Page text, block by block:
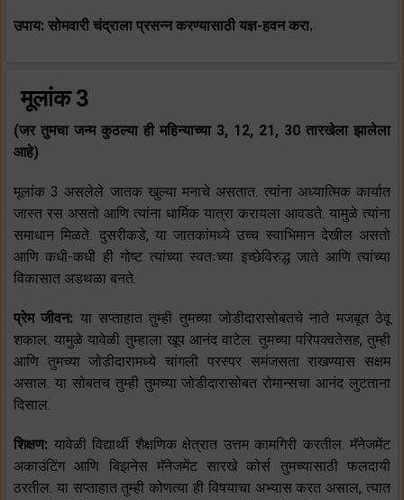
उपाय: सोमवारी चंद्राला प्रसन्न करण्यासाठी यज्ञ-हवन करा.
मूलांक 3
(जर तुमचा जन्म कुठल्या ही महिन्याच्या 3, 12, 21, 30 तारखेला झालेला
आहे)
मूलांक 3 असलेले जातक खुल्या मनाचे असतात. त्यांना अध्यात्मिक कार्यात
जास्त रस असतो आणि त्यांना धार्मिक यात्रा करायला आवडते. यामुळे त्यांना
समाधान मिळते. दुसरीकडे, या जातकांमध्ये उच्च स्वाभिमान देखील असतो
आणि कधी-कधी ही गोष्ट त्यांच्या स्वतःच्या इच्छेविरुद्ध जाते आणि त्यांच्या
विकासात अडथळा बनते.
प्रेम जीवन: या सप्ताहात तुम्ही तुमच्या जोडीदारासोबतचे नाते मजबूत ठेवू
शकाल. यामुळे यावेळी तुम्हाला खूप आनंद वाटेल. तुमच्या परिपक्वतेसह, तुम्ही
आणि तुमच्या जोडीदारामध्ये चांगली परस्पर समंजसता राखण्यास सक्षम
असाल. या सोबतच तुम्ही तुमच्या जोडीदारासोबत रोमान्सचा आनंद लुटताना
दिसाल.
शिक्षण: यावेळी विद्यार्थी शैक्षणिक क्षेत्रात उत्तम कामगिरी करतील. मॅनेजमेंट
अकाउंटिंग आणि बिझनेस मॅनेजमेंट सारखे कोर्स तुमच्यासाठी फलदायी
ठरतील. या सप्ताहात तुम्ही कोणत्या ही विषयाचा अभ्यास करत असाल, त्यात